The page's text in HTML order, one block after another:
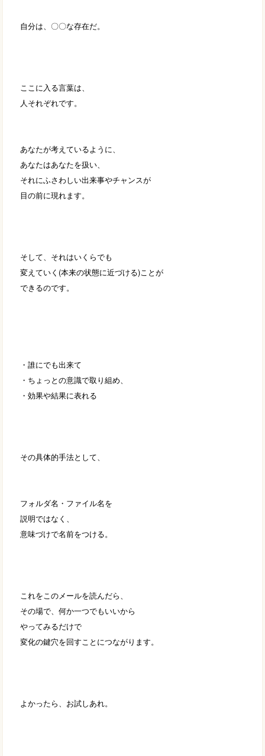
自分は、〇〇な存在だ。
ここに入る言葉は、
人それぞれです。
あなたが考えているように、
あなたはあなたを扱い、
それにふさわしい出来事やチャンスが
目の前に現れます。
そして、それはいくらでも
変えていく(本来の状態に近づける)ことが
できるのです。
・誰にでも出来て
・ちょっとの意識で取り組め、
・効果や結果に表れる
その具体的手法として、
フォルダ名・ファイル名を
説明ではなく、
意味づけで名前をつける。
これをこのメールを読んだら、
その場で、何か一つでもいいから
やってみるだけで
変化の鍵穴を回すことにつながります。
よかったら、お試しあれ。